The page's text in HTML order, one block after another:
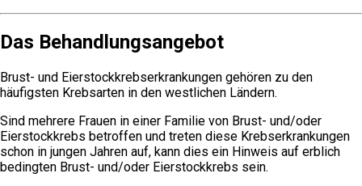
Das Behandlungsangebot
Brust- und Eierstockkrebserkrankungen gehören zu den
häufigsten Krebsarten in den westlichen Ländern.
Sind mehrere Frauen in einer Familie von Brust- und/oder
Eierstockkrebs betroffen und treten diese Krebserkrankungen
schon in jungen Jahren auf, kann dies ein Hinweis auf erblich
bedingten Brust- und/oder Eierstockkrebs sein.